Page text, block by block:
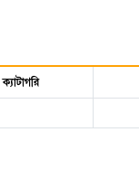
ক্যাটাগরি